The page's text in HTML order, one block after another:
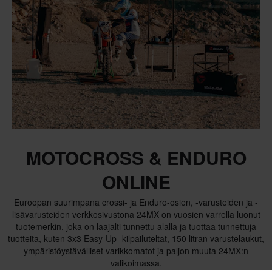
MOTOCROSS & ENDURO
ONLINE
Euroopan suurimpana crossi- ja Enduro-osien, -varusteiden ja -
lisävarusteiden verkkosivustona 24MX on vuosien varrella luonut
tuotemerkin, joka on laajalti tunnettu alalla ja tuottaa tunnettuja
tuotteita, kuten 3x3 Easy-Up -kilpailuteltat, 150 litran varustelaukut,
ympäristöystävälliset varikkomatot ja paljon muuta 24MX:n
valikoimassa.